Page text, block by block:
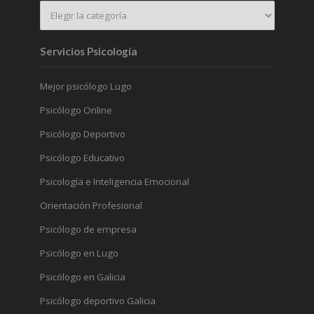
Servicios Psicología
Mejor psicólogo Lugo
Psicólogo Online
Psicólogo Deportivo
Psicólogo Educativo
Psicología e Inteligencia Emocional
Orientación Profesional
Psicólogo de empresa
Psicólogo en Lugo
Psicólogo en Galicia
Psicólogo deportivo Galicia